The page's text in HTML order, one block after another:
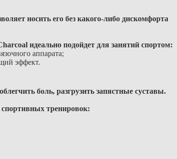
носить его без какого-либо дискомфорта
идеально подойдет для занятий спортом:
аппарата;
эффект.
боль, разгрузить запястные суставы.
тренировок: